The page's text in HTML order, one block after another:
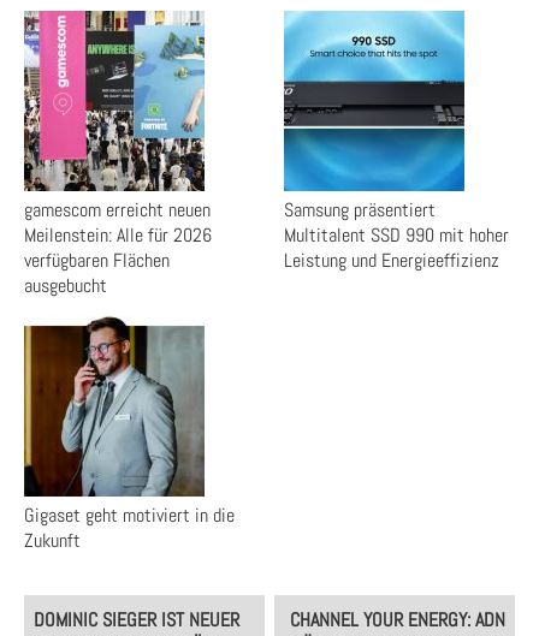
gamescom erreicht neuen
Meilenstein: Alle für 2026
verfügbaren Flächen
ausgebucht
Samsung präsentiert
Multitalent SSD 990 mit hoher
Leistung und Energieeffizienz
Gigaset geht motiviert in die
Zukunft
Post
DOMINIC SIEGER IST NEUER
CHANNEL YOUR ENERGY: ADN